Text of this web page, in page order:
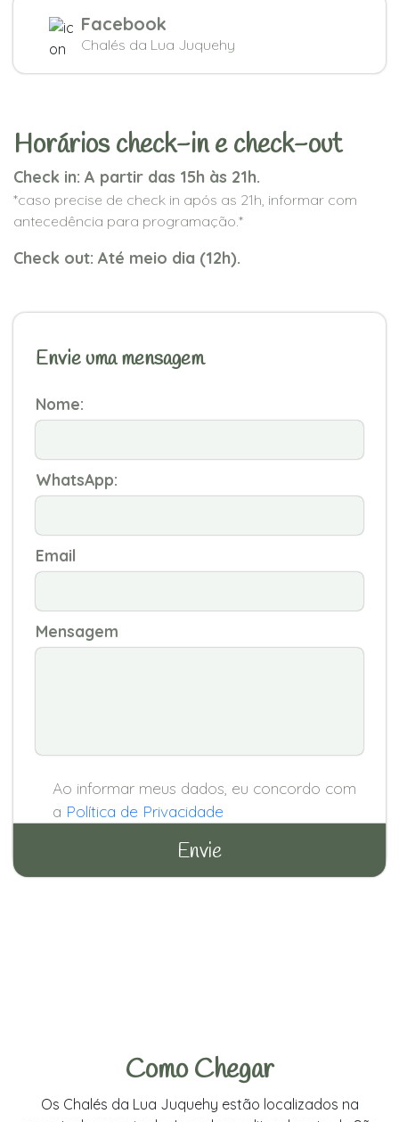
Facebook
Chalés da Lua Juquehy
Horários check-in e check-out
Check in: A partir das 15h às 21h.
*caso precise de check in após as 21h, informar com
antecedência para programação.*
Check out: Até meio dia (12h).
Envie uma mensagem
Nome:
WhatsApp:
Email
Mensagem
Ao informar meus dados, eu concordo com
a Política de Privacidade
Como Chegar
Os Chalés da Lua Juquehy estão localizados na